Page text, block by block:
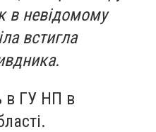
в невідомому
встигла
в ГУ НП в